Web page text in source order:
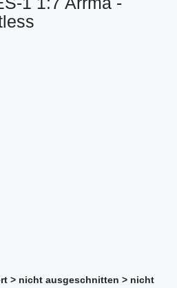
> nicht ausgeschnitten > nicht